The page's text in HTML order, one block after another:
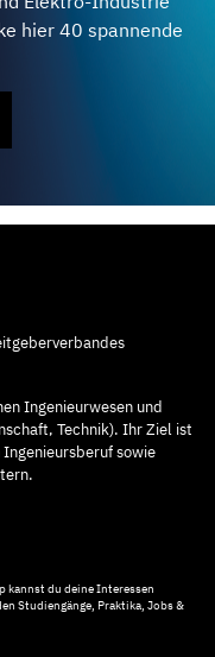
hier 40 spannende
Ingenieurwesen und
Technik). Ihr Ziel ist
sowie
kannst du deine Interessen
Studiengänge, Praktika, Jobs &